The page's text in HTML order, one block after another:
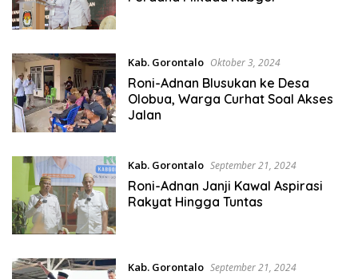
Kab. Gorontalo Oktober 3, 2024
Roni-Adnan Blusukan ke Desa
Olobua, Warga Curhat Soal Akses
Jalan
Kab. Gorontalo September 21, 2024
Roni-Adnan Janji Kawal Aspirasi
Rakyat Hingga Tuntas
Kab. Gorontalo September 21, 2024